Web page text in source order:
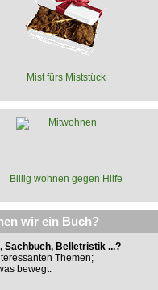
Mist fürs Miststück
Billig wohnen gegen Hilfe
wir ein Buch?
Sachbuch, Belletristik ...?
Themen;
bewegt.